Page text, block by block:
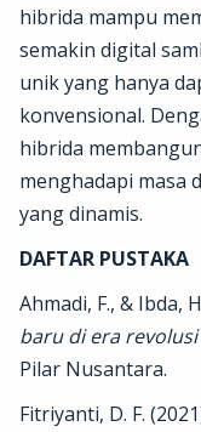
hibrida mampu
semakin digital
unik yang hanya
konvensional.
hibrida
menghadapi masa
yang dinamis.
DAFTAR PUSTAKA
Ahmadi, F., & Ibda,
baru di era
Pilar Nusantara.
Fitriyanti, D. F.